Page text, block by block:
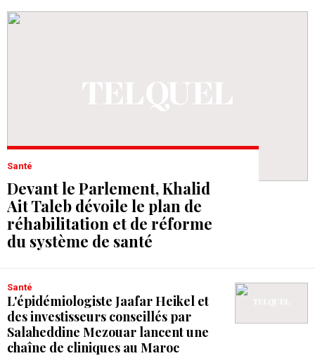
Santé
Devant le Parlement, Khalid
Ait Taleb dévoile le plan de
réhabilitation et de réforme
du système de santé
Santé
L'épidémiologiste Jaafar Heikel et
des investisseurs conseillés par
Salaheddine Mezouar lancent une
chaîne de cliniques au Maroc